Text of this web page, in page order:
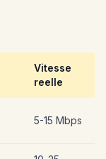
Vitesse
reelle
5-15 Mbps